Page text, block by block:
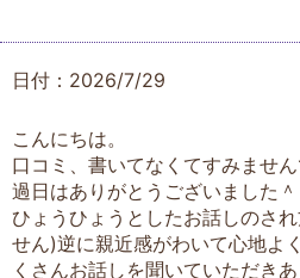
日付：2026/7/29
こんにちは。
口コミ、書いてなくてすみません
過日はありがとうございました＾
ひょうひょうとしたお話しのさ
せん)逆に親近感がわいて心地よ
くさんお話しを聞いていただき